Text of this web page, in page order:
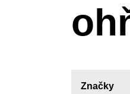
Značky